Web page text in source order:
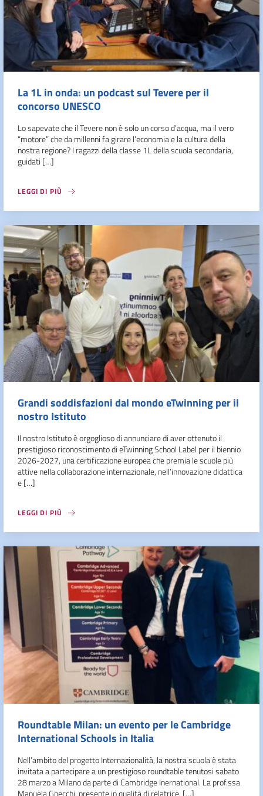
La 1L in onda: un podcast sul Tevere per il
concorso UNESCO
Lo sapevate che il Tevere non è solo un corso d’acqua, ma il vero
“motore” che da millenni fa girare l’economia e la cultura della
nostra regione? I ragazzi della classe 1L della scuola secondaria,
guidati […]
LEGGI DI PIÙ
Grandi soddisfazioni dal mondo eTwinning per il
nostro Istituto
Il nostro Istituto è orgoglioso di annunciare di aver ottenuto il
prestigioso riconoscimento di eTwinning School Label per il biennio
2026-2027, una certificazione europea che premia le scuole più
attive nella collaborazione internazionale, nell’innovazione didattica
e […]
LEGGI DI PIÙ
Roundtable Milan: un evento per le Cambridge
International Schools in Italia
Nell’ambito del progetto Internazionalità, la nostra scuola è stata
invitata a partecipare a un prestigioso roundtable tenutosi sabato
28 marzo a Milano da parte di Cambridge Inernational. La prof.ssa
Manuela Gnecchi, presente in qualità di relatrice, […]